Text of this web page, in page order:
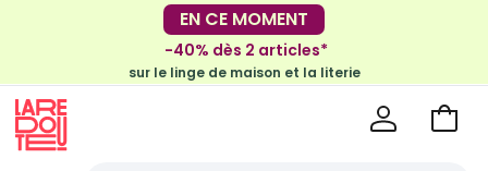
EN CE MOMENT
-30€ tous les 100€*
-40% dès 2 articles*
sur le linge de maison et la literie
Voir